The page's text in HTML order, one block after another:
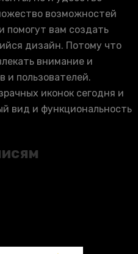
возможностей
помогут вам создать
дизайн. Потому что
внимание и
и пользователей.
иконок сегодня и
вид и функциональность